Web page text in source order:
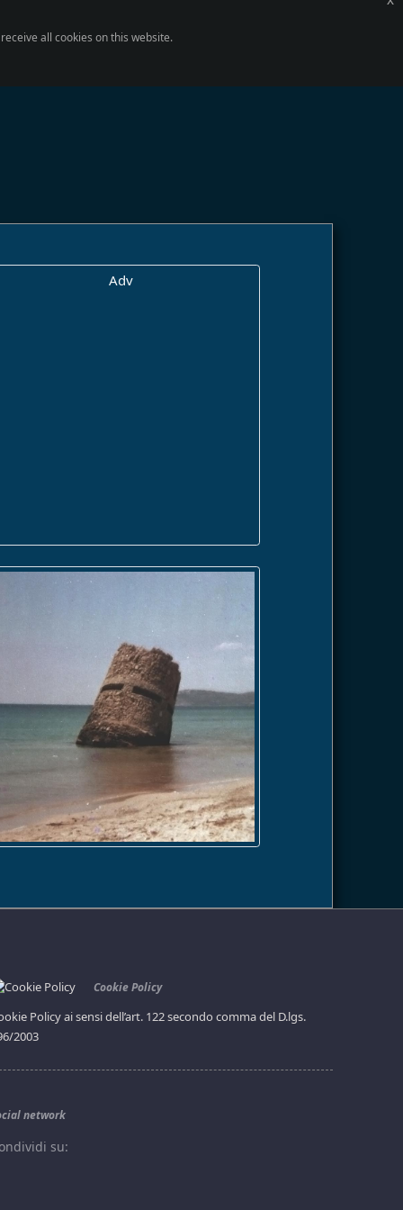
Adv
Cookie Policy
Policy ai sensi dell’art. 122 secondo comma del D.lgs.
2003
network
su:
all cookies on this website.